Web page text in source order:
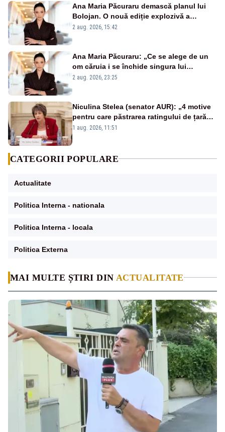
MAI MULTE ȘTIRI DIN ACTUALITATE
Ana Maria Păcuraru demască planul lui
Bolojan. O nouă ediție explozivă a
emisiunii „Miza Zilei” la Realitatea PLUS
2 aug. 2026, 15:42
Ana Maria Păcuraru: „Ce se alege de un
om căruia i se închide singura lui
portiță?”
2 aug. 2026, 23:25
Niculina Stelea (senator AUR): „4 motive
pentru care păstrarea ratingului de țară
nu este o reușită pentru Guvernul
1 aug. 2026, 11:51
CATEGORII POPULARE
Actualitate
Politica Interna - nationala
Politica Interna - locala
Politica Externa